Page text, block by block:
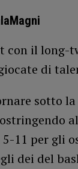
con il long-
di
sotto
11 per gli
dei del